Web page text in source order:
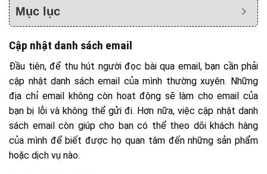
Mục lục
Cập nhật danh sách email
Đầu tiên, để thu hút người đọc bài qua email, bạn cần phải
cập nhật danh sách email của mình thường xuyên. Những
địa chỉ email không còn hoạt động sẽ làm cho email của
bạn bị lỗi và không thể gửi đi. Hơn nữa, việc cập nhật danh
sách email còn giúp cho bạn có thể theo dõi khách hàng
của mình để biết được họ quan tâm đến những sản phẩm
hoặc dịch vụ nào.